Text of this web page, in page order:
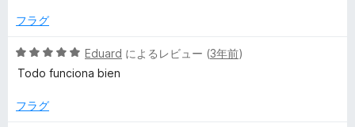
価
フラグ
5
段
中
Eduard によるレビュー (3年前)
Todo funciona bien
フラグ